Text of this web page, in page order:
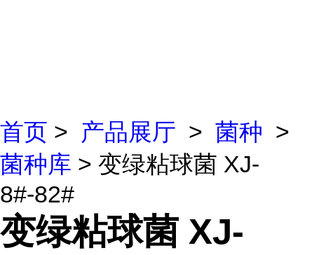
首页 > 产品展厅 > 菌种 >
菌种库 > 变绿粘球菌 XJ-
8#-82#
变绿粘球菌 XJ-